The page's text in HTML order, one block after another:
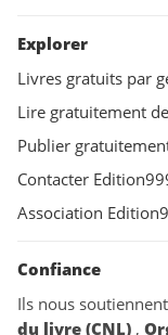
Explorer
Livres gratuits par
Lire gratuitement
Publier
Contacter
Association
Confiance
Ils nous
du livre (CNL) ,